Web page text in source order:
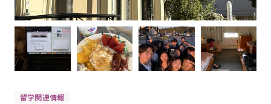
留学関連情報